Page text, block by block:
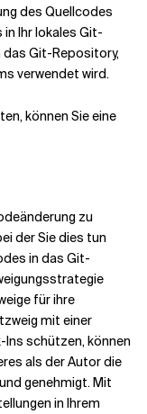
des Quellcodes
Ihr lokales Git-
das Git-Repository,
verwendet wird.
können Sie eine
zu
der Sie dies tun
in das Git-
für ihre
mit einer
Ins schützen, können
als der Autor die
genehmigt. Mit
in Ihrem